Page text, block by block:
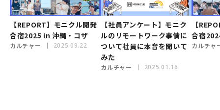
【REPORT】モニクル開発
合宿2025 in 沖縄・コザ
カルチャー 2025.09.22
【社員アンケート】モニク
ルのリモートワーク事情に
ついて社員に本音を聞いて
みた
カルチャー 2025.01.16
【
合宿
カルチャ